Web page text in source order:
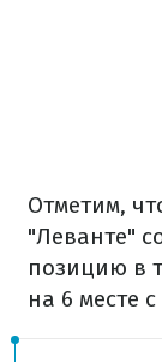
Отметим,
"Леванте"
позицию в
на 6 месте